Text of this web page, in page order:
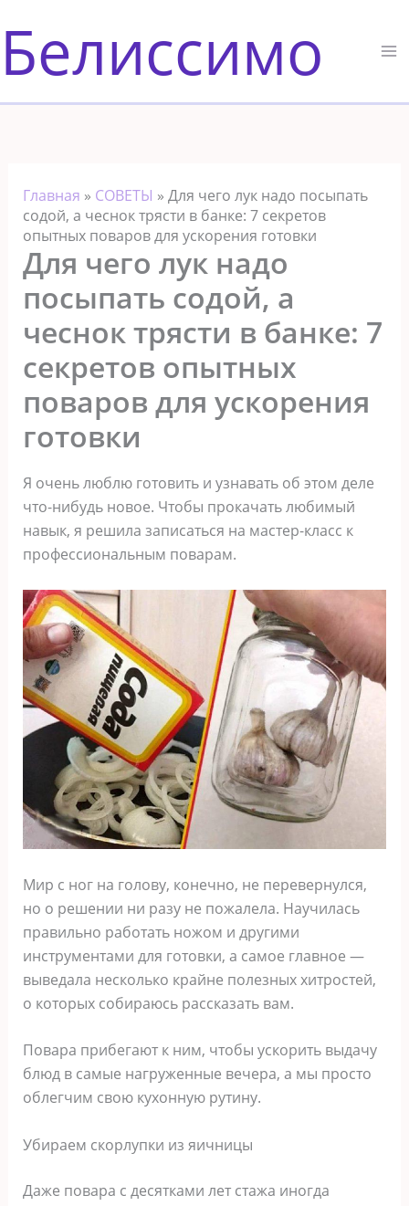
к
содержимому
Белиссимо
Главная » СОВЕТЫ » Для чего лук надо посыпать
содой, а чеснок трясти в банке: 7 секретов
опытных поваров для ускорения готовки
Для чего лук надо
посыпать содой, а
чеснок трясти в банке: 7
секретов опытных
поваров для ускорения
готовки
Я очень люблю готовить и узнавать об этом деле
что-нибудь новое. Чтобы прокачать любимый
навык, я решила записаться на мастер-класс к
профессиональным поварам.
Мир с ног на голову, конечно, не перевернулся,
но о решении ни разу не пожалела. Научилась
правильно работать ножом и другими
инструментами для готовки, а самое главное —
выведала несколько крайне полезных хитростей,
о которых собираюсь рассказать вам.
Повара прибегают к ним, чтобы ускорить выдачу
блюд в самые нагруженные вечера, а мы просто
облегчим свою кухонную рутину.
Убираем скорлупки из яичницы
Даже повара с десятками лет стажа иногда